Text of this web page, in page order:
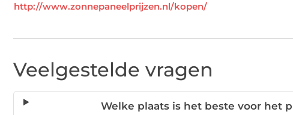
http://www.zonnepaneelprijzen.nl/kopen/
Veelgestelde vragen
Welke plaats is het beste voor het